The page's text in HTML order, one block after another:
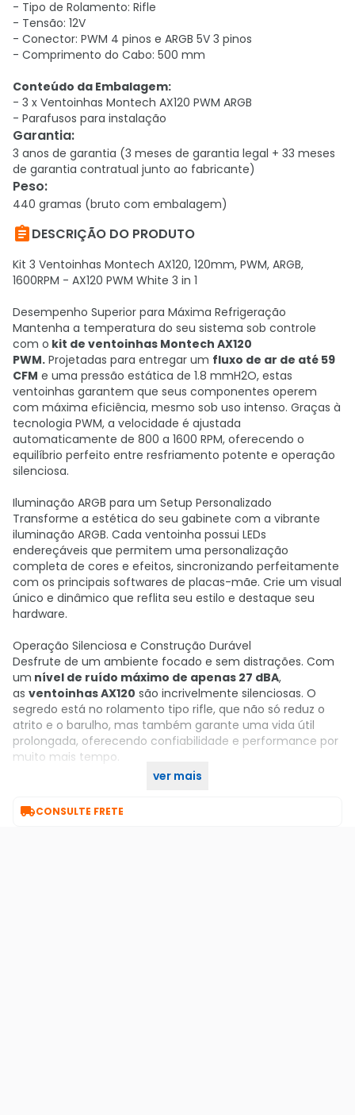
- Tipo de Rolamento: Rifle
- Tensão: 12V
- Conector: PWM 4 pinos e ARGB 5V 3 pinos
- Comprimento do Cabo: 500 mm
Conteúdo da Embalagem:
- 3 x Ventoinhas Montech AX120 PWM ARGB
- Parafusos para instalação
Garantia:
3 anos de garantia (3 meses de garantia legal + 33 meses
de garantia contratual junto ao fabricante)
Peso:
440 gramas (bruto com embalagem)
DESCRIÇÃO DO PRODUTO
Kit 3 Ventoinhas Montech AX120, 120mm, PWM, ARGB,
1600RPM - AX120 PWM White 3 in 1
Desempenho Superior para Máxima Refrigeração
Mantenha a temperatura do seu sistema sob controle
com o kit de ventoinhas Montech AX120
PWM. Projetadas para entregar um fluxo de ar de até 59
CFM e uma pressão estática de 1.8 mmH2O, estas
ventoinhas garantem que seus componentes operem
com máxima eficiência, mesmo sob uso intenso. Graças à
tecnologia PWM, a velocidade é ajustada
automaticamente de 800 a 1600 RPM, oferecendo o
equilíbrio perfeito entre resfriamento potente e operação
silenciosa.
Iluminação ARGB para um Setup Personalizado
Transforme a estética do seu gabinete com a vibrante
iluminação ARGB. Cada ventoinha possui LEDs
endereçáveis que permitem uma personalização
completa de cores e efeitos, sincronizando perfeitamente
com os principais softwares de placas-mãe. Crie um visual
único e dinâmico que reflita seu estilo e destaque seu
hardware.
Operação Silenciosa e Construção Durável
Desfrute de um ambiente focado e sem distrações. Com
um nível de ruído máximo de apenas 27 dBA,
as ventoinhas AX120 são incrivelmente silenciosas. O
segredo está no rolamento tipo rifle, que não só reduz o
atrito e o barulho, mas também garante uma vida útil
prolongada, oferecendo confiabilidade e performance por
muito mais tempo.
ver mais
CONSULTE FRETE